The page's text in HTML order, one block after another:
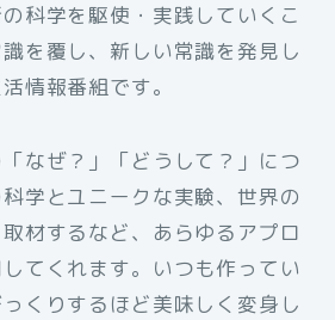
科学を駆使・実践していくこ
を覆し、新しい常識を発見し
情報番組です。
なぜ？」「どうして？」につ
学とユニークな実験、世界の
材するなど、あらゆるアプロ
てくれます。いつも作ってい
くりするほど美味しく変身し